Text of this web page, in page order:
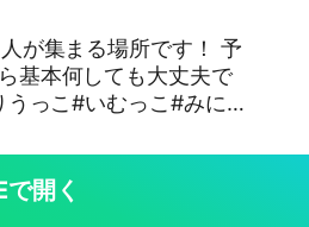
が集まる場所です！ 予
基本何しても大丈夫で
っこ#いむっこ#みにう
で開く